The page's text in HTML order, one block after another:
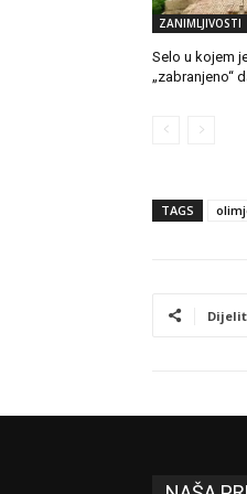
ZANIMLJIVOSTI
Selo u kojem
„zabranjeno“
TAGS